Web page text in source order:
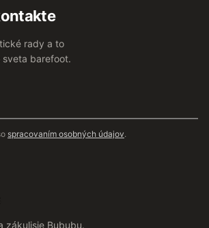
rady a to
sveta barefoot.
spracovaním osobných údajov.
zákulisie Bububu.